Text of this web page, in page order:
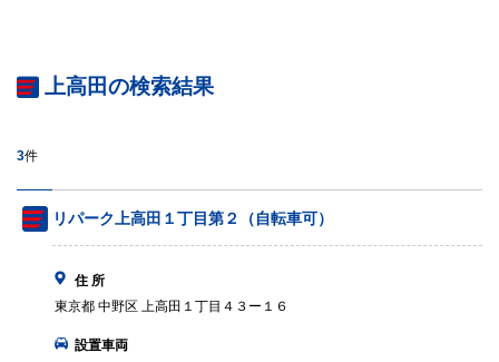
上高田の検索結果
3件
リパーク上高田１丁目第２（自転車可）
住 所
東京都 中野区 上高田１丁目４３ー１６
設置車両